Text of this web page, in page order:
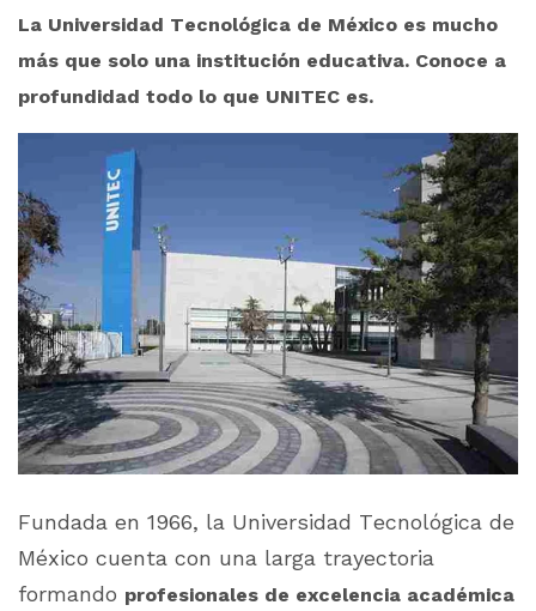
La Universidad Tecnológica de México es mucho
más que solo una institución educativa. Conoce a
profundidad todo lo que UNITEC es.
Fundada en 1966, la Universidad Tecnológica de
México cuenta con una larga trayectoria
formando profesionales de excelencia académica